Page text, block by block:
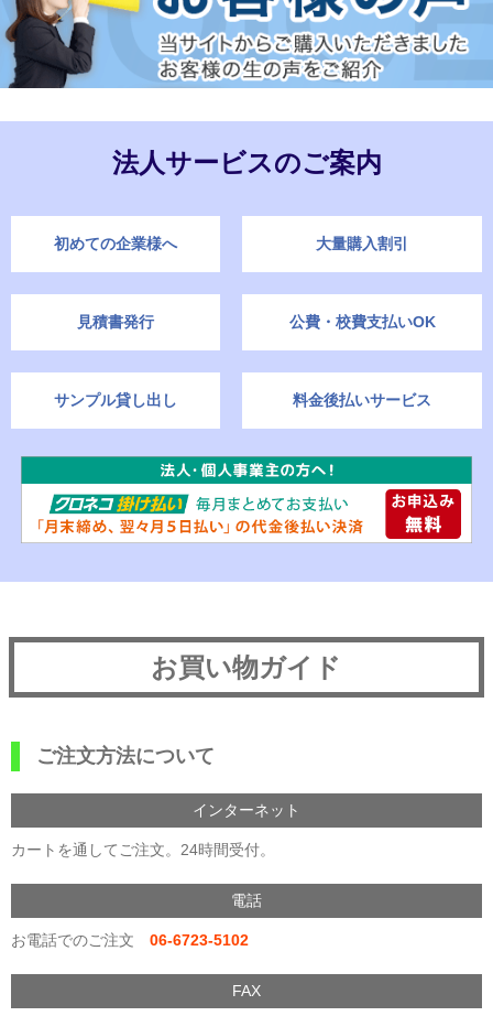
法人サービスのご案内
初めての企業様へ 大量購入割引
見積書発行 公費・校費支払いOK
サンプル貸し出し 料金後払いサービス
お買い物ガイド
ご注文方法について
インターネット
カートを通してご注文。24時間受付。
電話
お電話でのご注文 06-6723-5102
FAX